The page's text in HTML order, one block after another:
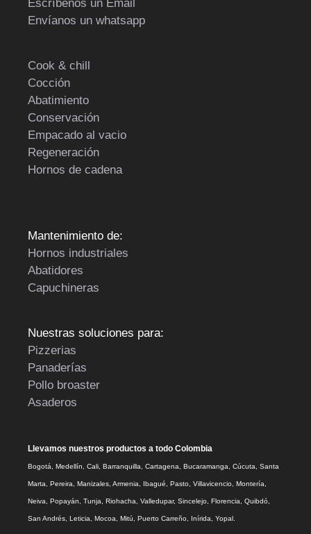
Escríbenos un Email
Envíanos un whatsapp
Cook & chill
Cocción
Abatimiento
Conservación
Empacado al vacio
Regeneración
Hornos de cadena
Mantenimiento de:
Hornos industriales
Abatidores
Capuchineras
Nuestras soluciones para:
Pizzerias
Panaderías
Pollo broaster
Asaderos
Llevamos nuestros productos a todo Colombia
Bogotá, Medellín, Cali, Barranquilla, Cartagena, Bucaramanga, Cúcuta, Santa
Marta, Pereira, Manizales, Armenia, Ibagué, Pasto, Villavicencio, Montería,
Neiva, Popayán, Tunja, Riohacha, Valledupar, Sincelejo, Florencia, Quibdó,
San Andrés, Leticia, Mocoa, Mitú, Puerto Carreño, Inírida, Yopal.